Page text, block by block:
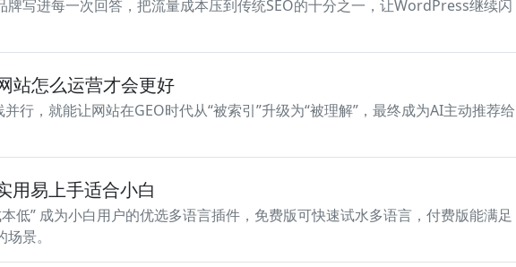
写进每一次回答，把流量成本压到传统SEO的十分之一，让WordPress继续闪
站怎么运营才会更好
，就能让网站在GEO时代从“被索引”升级为“被理解”，最终成为AI主动推荐给
用易上手适合小白
低” 成为小白用户的优选多语言插件，免费版可快速试水多语言，付费版能满足
景。